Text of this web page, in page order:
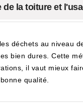
de la toiture et
déchets au niveau
bien dures. Cette
il vaut mieux
qualité.